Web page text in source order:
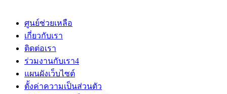
ศูนย์ช่วยเหลือ
เกี่ยวกับเรา
ติดต่อเรา
ร่วมงานกับเรา4
แผนผังเว็บไซต์
ตั้งค่าความเป็นส่วนตัว